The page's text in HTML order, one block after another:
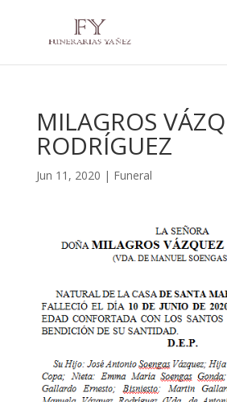
MILAGROS
RODRÍGUEZ
Jun 11, 2020 | Funeral